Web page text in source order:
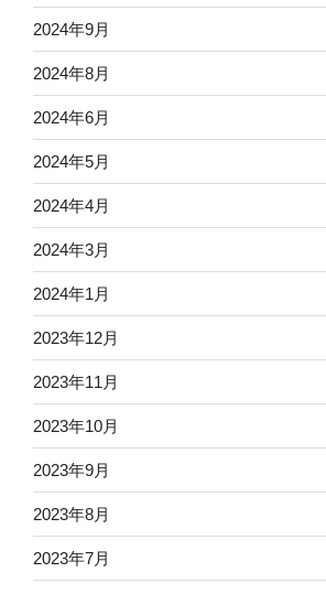
2024年9月
2024年8月
2024年6月
2024年5月
2024年4月
2024年3月
2024年1月
2023年12月
2023年11月
2023年10月
2023年9月
2023年8月
2023年7月